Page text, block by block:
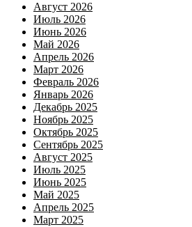
Август 2026
Июль 2026
Июнь 2026
Май 2026
Апрель 2026
Март 2026
Февраль 2026
Январь 2026
Декабрь 2025
Ноябрь 2025
Октябрь 2025
Сентябрь 2025
Август 2025
Июль 2025
Июнь 2025
Май 2025
Апрель 2025
Март 2025